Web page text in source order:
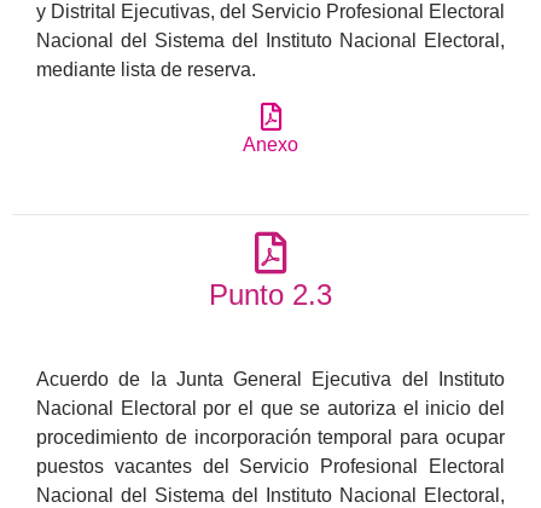
y Distrital Ejecutivas, del Servicio Profesional Electoral
Nacional del Sistema del Instituto Nacional Electoral,
mediante lista de reserva.
Anexo
Punto 2.3
Acuerdo de la Junta General Ejecutiva del Instituto
Nacional Electoral por el que se autoriza el inicio del
procedimiento de incorporación temporal para ocupar
puestos vacantes del Servicio Profesional Electoral
Nacional del Sistema del Instituto Nacional Electoral,